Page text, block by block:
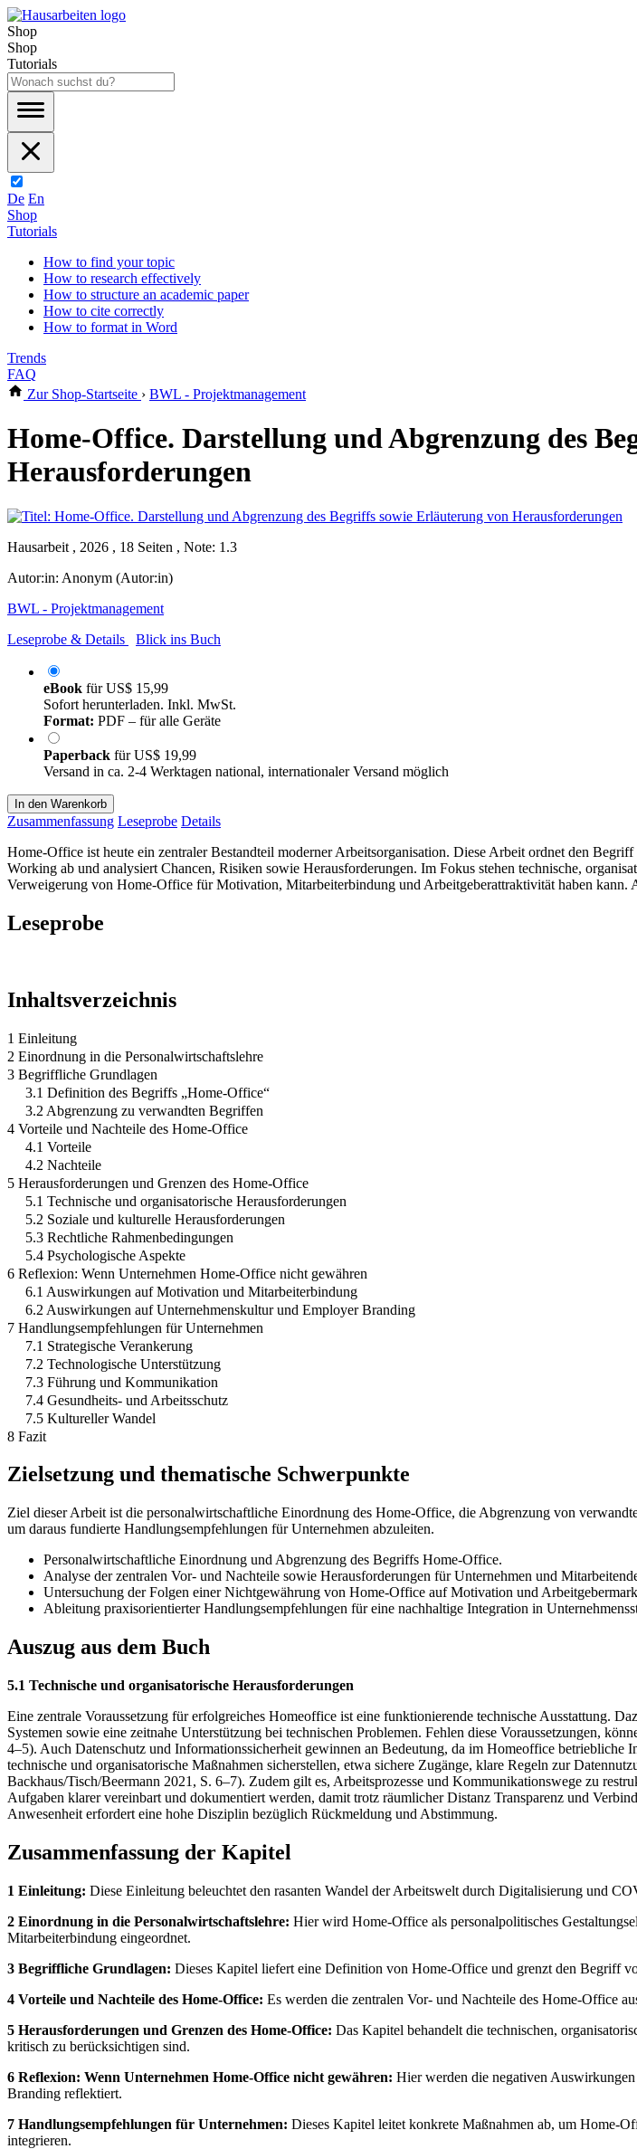
Shop
Shop
Tutorials
De En
Shop
Tutorials
How to find your topic
How to research effectively
How to structure an academic paper
How to cite correctly
How to format in Word
Trends
FAQ
Zur Shop-Startseite › BWL - Projektmanagement
Home-Office. Darstellung und Abgrenzung des
Herausforderungen
Hausarbeit , 2026 , 18 Seiten , Note: 1.3
Autor:in: Anonym (Autor:in)
BWL - Projektmanagement
Leseprobe & Details
Blick ins Buch
eBook fürUS$ 15,99
Sofort herunterladen. Inkl. MwSt.
Format: PDF – für alle Geräte
Paperback fürUS$ 19,99
Versand in ca. 2-4 Werktagen national, internationaler Versand möglich
In den Warenkorb
Zusammenfassung Leseprobe Details
Home-Office ist heute ein zentraler Bestandteil moderner Arbeitsorganisation. Diese Arbeit ordnet den
Working ab und analysiert Chancen, Risiken sowie Herausforderungen. Im Fokus stehen technische,
Verweigerung von Home-Office für Motivation, Mitarbeiterbindung und Arbeitgeberattraktivität haben
Leseprobe
Inhaltsverzeichnis
1 Einleitung
2 Einordnung in die Personalwirtschaftslehre
3 Begriffliche Grundlagen
3.1 Definition des Begriffs „Home-Office“
3.2 Abgrenzung zu verwandten Begriffen
4 Vorteile und Nachteile des Home-Office
4.1 Vorteile
4.2 Nachteile
5 Herausforderungen und Grenzen des Home-Office
5.1 Technische und organisatorische Herausforderungen
5.2 Soziale und kulturelle Herausforderungen
5.3 Rechtliche Rahmenbedingungen
5.4 Psychologische Aspekte
6 Reflexion: Wenn Unternehmen Home-Office nicht gewähren
6.1 Auswirkungen auf Motivation und Mitarbeiterbindung
6.2 Auswirkungen auf Unternehmenskultur und Employer Branding
7 Handlungsempfehlungen für Unternehmen
7.1 Strategische Verankerung
7.2 Technologische Unterstützung
7.3 Führung und Kommunikation
7.4 Gesundheits- und Arbeitsschutz
7.5 Kultureller Wandel
8 Fazit
Zielsetzung und thematische Schwerpunkte
Ziel dieser Arbeit ist die personalwirtschaftliche Einordnung des Home-Office, die Abgrenzung von
um daraus fundierte Handlungsempfehlungen für Unternehmen abzuleiten.
Personalwirtschaftliche Einordnung und Abgrenzung des Begriffs Home-Office.
Analyse der zentralen Vor- und Nachteile sowie Herausforderungen für Unternehmen und
Untersuchung der Folgen einer Nichtgewährung von Home-Office auf Motivation und
Ableitung praxisorientierter Handlungsempfehlungen für eine nachhaltige Integration in
Auszug aus dem Buch
5.1 Technische und organisatorische Herausforderungen
Eine zentrale Voraussetzung für erfolgreiches Homeoffice ist eine funktionierende technische Ausstattung.
Systemen sowie eine zeitnahe Unterstützung bei technischen Problemen. Fehlen diese Voraussetzungen,
4–5). Auch Datenschutz und Informationssicherheit gewinnen an Bedeutung, da im Homeoffice betriebliche
technische und organisatorische Maßnahmen sicherstellen, etwa sichere Zugänge, klare Regeln zur
Backhaus/Tisch/Beermann 2021, S. 6–7). Zudem gilt es, Arbeitsprozesse und Kommunikationswege zu
Aufgaben klarer vereinbart und dokumentiert werden, damit trotz räumlicher Distanz Transparenz und
Anwesenheit erfordert eine hohe Disziplin bezüglich Rückmeldung und Abstimmung.
Zusammenfassung der Kapitel
1 Einleitung: Diese Einleitung beleuchtet den rasanten Wandel der Arbeitswelt durch Digitalisierung und
2 Einordnung in die Personalwirtschaftslehre: Hier wird Home-Office als personalpolitisches
Mitarbeiterbindung eingeordnet.
3 Begriffliche Grundlagen: Dieses Kapitel liefert eine Definition von Home-Office und grenzt den Begriff
4 Vorteile und Nachteile des Home-Office: Es werden die zentralen Vor- und Nachteile des Home-Office
5 Herausforderungen und Grenzen des Home-Office: Das Kapitel behandelt die technischen,
kritisch zu berücksichtigen sind.
6 Reflexion: Wenn Unternehmen Home-Office nicht gewähren: Hier werden die negativen
Branding reflektiert.
7 Handlungsempfehlungen für Unternehmen: Dieses Kapitel leitet konkrete Maßnahmen ab, um Home-
integrieren.